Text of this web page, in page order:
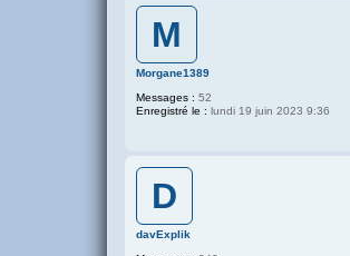
M
Morgane1389
Messages : 52
Enregistré le : lundi 19 juin 2023 9:36
D
davExplik